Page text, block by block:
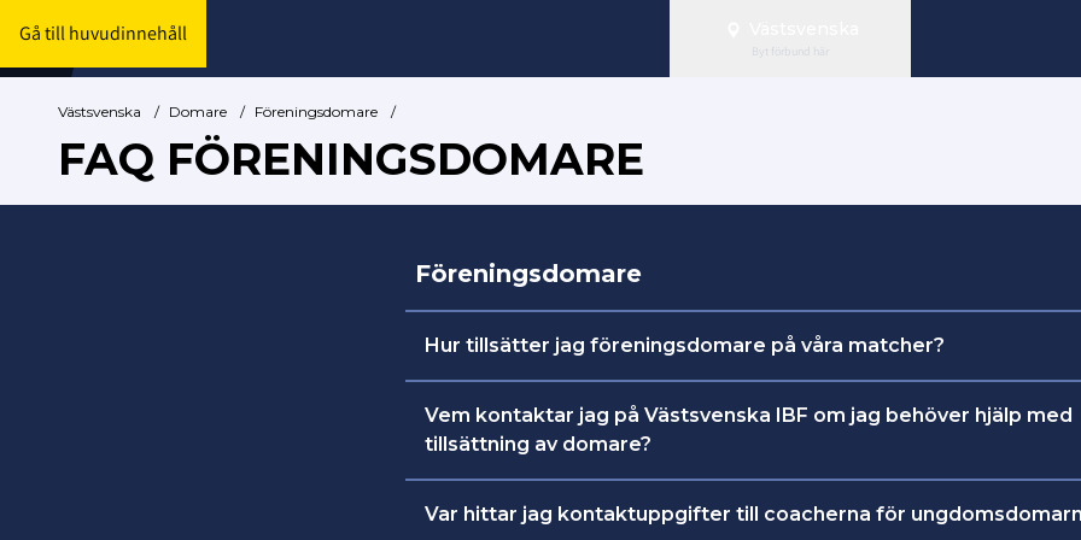
Gå till huvudinnehåll
Byt förbund här
Västsvenska / Domare / Föreningsdomare /
FAQ FÖRENINGSDOMARE
Föreningsdomare
Hur tillsätter jag föreningsdomare på våra matcher?
Här hittar du manualen
för hur du tillsätter matcher för grön, blå
röd nivå.
Vem kontaktar jag på Västsvenska IBF om jag behöver hjälp med
tillsättning av domare?
Du kontaktar Ulf Widell, ulf.widell@innebandy.se
Var hittar jag kontaktuppgifter till coacherna för